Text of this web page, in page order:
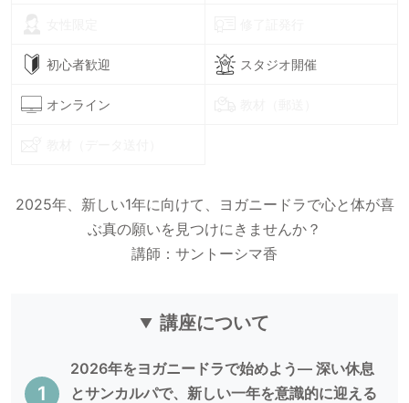
初心者歓迎 スタジオ開催
オンライン
2025年、新しい1年に向けて、ヨガニードラで心と体が喜
ぶ真の願いを見つけにきませんか？
講師：サントーシマ香
講座について
2026年をヨガニードラで始めよう— 深い休息
とサンカルパで、新しい一年を意識的に迎える